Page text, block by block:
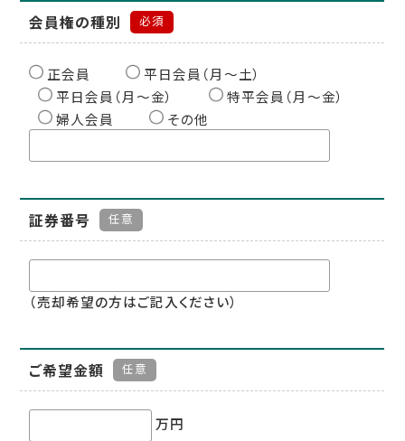
会員権の種別 必須
正会員
平日会員（月〜土）
平日会員（月〜金）
特平会員（月〜金）
婦人会員
その他
証券番号 任意
（売却希望の方はご記入ください）
ご希望金額 任意
万円